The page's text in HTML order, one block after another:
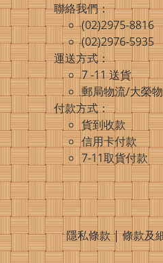
聯絡我們：
(02)2975-8816
(02)2976-5935
運送方式：
7 -11 送貨
郵局物流/大榮
付款方式：
貨到收款
信用卡付款
7-11取貨付款
隱私條款 | 條款及